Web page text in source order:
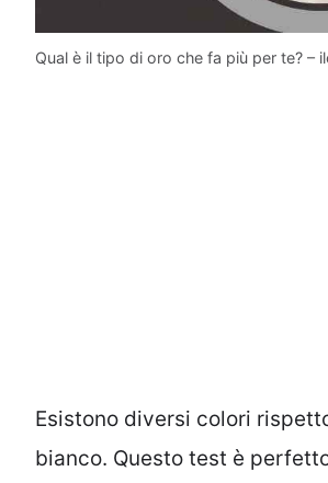
Qual è il tipo di oro che fa più per te? –
Esistono diversi colori
bianco. Questo test è